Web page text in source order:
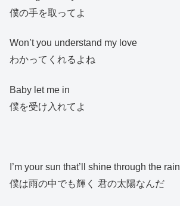
僕の手を取ってよ
Won’t you understand my love
わかってくれるよね
Baby let me in
僕を受け入れてよ
I’m your sun that’ll shine through the rain
僕は雨の中でも輝く 君の太陽なんだ